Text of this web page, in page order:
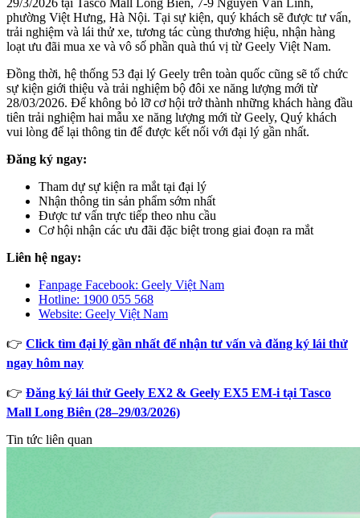
phường Việt Hưng, Hà Nội. Tại sự kiện, quý khách sẽ được tư vấn,
trải nghiệm và lái thử xe, tương tác cùng thương hiệu, nhận hàng
loạt ưu đãi mua xe và vô số phần quà thú vị từ Geely Việt Nam.
Đồng thời, hệ thống 53 đại lý Geely trên toàn quốc cũng sẽ tổ chức
sự kiện giới thiệu và trải nghiệm bộ đôi xe năng lượng mới từ
28/03/2026. Để không bỏ lỡ cơ hội trở thành những khách hàng đầu
tiên trải nghiệm hai mẫu xe năng lượng mới từ Geely, Quý khách
vui lòng để lại thông tin để được kết nối với đại lý gần nhất.
Đăng ký ngay:
Tham dự sự kiện ra mắt tại đại lý
Nhận thông tin sản phẩm sớm nhất
Được tư vấn trực tiếp theo nhu cầu
Cơ hội nhận các ưu đãi đặc biệt trong giai đoạn ra mắt
Liên hệ ngay:
Fanpage Facebook: Geely Việt Nam
Hotline: 1900 055 568
Website: Geely Việt Nam
👉 Click tìm đại lý gần nhất để nhận tư vấn và đăng ký lái thử
ngay hôm nay
👉 Đăng ký lái thử Geely EX2 & Geely EX5 EM-i tại Tasco
Mall Long Biên (28–29/03/2026)
Tin tức liên quan